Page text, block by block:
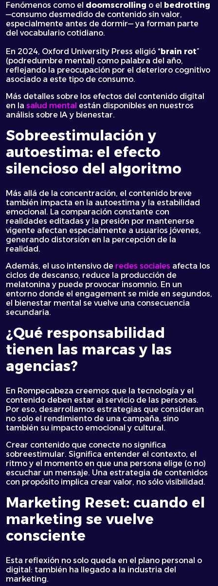
Fenómenos como el doomscrolling o el bedrotting
—consumo desmedido de contenido sin valor,
especialmente antes de dormir— ya forman parte
del vocabulario cotidiano.
En 2024, Oxford University Press eligió “brain rot”
(podredumbre mental) como palabra del año,
reflejando la preocupación por el deterioro cognitivo
asociado a este tipo de consumo.
Más detalles sobre los efectos del contenido digital
en la salud mental están disponibles en nuestros
análisis sobre IA y bienestar.
Sobreestimulación y
autoestima: el efecto
silencioso del algoritmo
Más allá de la concentración, el contenido breve
también impacta en la autoestima y la estabilidad
emocional. La comparación constante con
realidades editadas y la presión por mantenerse
vigente afectan especialmente a usuarios jóvenes,
generando distorsión en la percepción de la
realidad.
Además, el uso intensivo de redes sociales afecta los
ciclos de descanso, reduce la producción de
melatonina y puede provocar insomnio. En un
entorno donde el engagement se mide en segundos,
el bienestar mental se vuelve una consecuencia
secundaria.
¿Qué responsabilidad
tienen las marcas y las
agencias?
En Rompecabeza creemos que la tecnología y el
contenido deben estar al servicio de las personas.
Por eso, desarrollamos estrategias que consideran
no solo el rendimiento de una campaña, sino
también su impacto emocional y cultural.
Crear contenido que conecte no significa
sobreestimular. Significa entender el contexto, el
ritmo y el momento en que una persona elige (o no)
escuchar un mensaje. Una estrategia de contenidos
con propósito implica crear valor, no sólo visibilidad.
Marketing Reset: cuando el
marketing se vuelve
consciente
Esta reflexión no solo queda en el plano personal o
digital: también ha llegado a la industria del
marketing.